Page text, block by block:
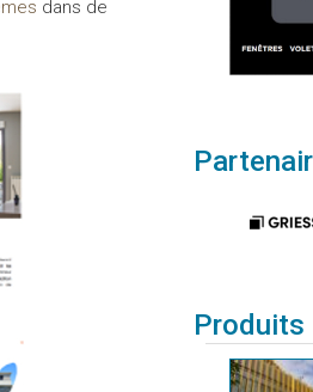
dans de
Produits